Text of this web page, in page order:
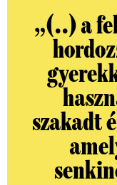
„(..) a
szakadt